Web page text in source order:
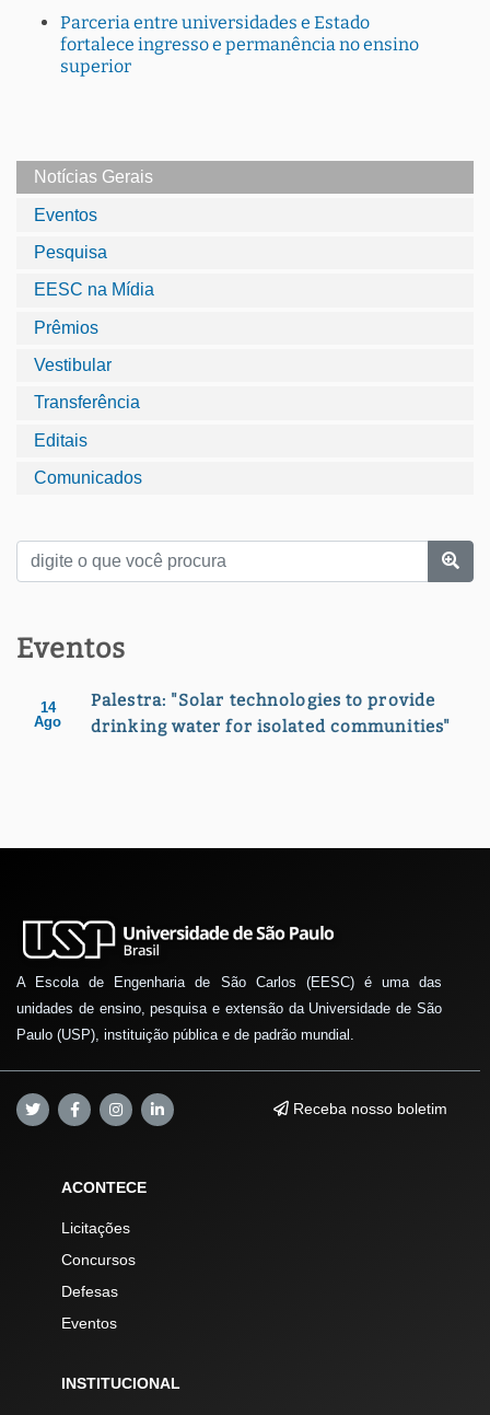
Parceria entre universidades e Estado
fortalece ingresso e permanência no ensino
superior
Notícias Gerais
Eventos
Pesquisa
EESC na Mídia
Prêmios
Vestibular
Transferência
Editais
Comunicados
Eventos
14
Ago
Palestra: "Solar technologies to provide
drinking water for isolated communities"
A Escola de Engenharia de São Carlos (EESC) é uma das
unidades de ensino, pesquisa e extensão da Universidade de São
Paulo (USP), instituição pública e de padrão mundial.
Receba nosso boletim
ACONTECE
Licitações
Concursos
Defesas
Eventos
INSTITUCIONAL